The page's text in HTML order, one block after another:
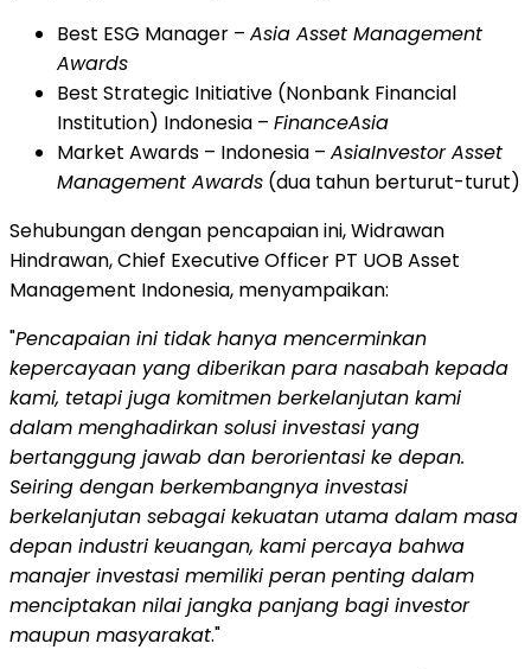
Best ESG Manager – Asia Asset Management
Awards
Best Strategic Initiative (Nonbank Financial
Institution) Indonesia – FinanceAsia
Market Awards – Indonesia – AsiaInvestor Asset
Management Awards (dua tahun berturut-turut)
Sehubungan dengan pencapaian ini, Widrawan
Hindrawan, Chief Executive Officer PT UOB Asset
Management Indonesia, menyampaikan:
"Pencapaian ini tidak hanya mencerminkan
kepercayaan yang diberikan para nasabah kepada
kami, tetapi juga komitmen berkelanjutan kami
dalam menghadirkan solusi investasi yang
bertanggung jawab dan berorientasi ke depan.
Seiring dengan berkembangnya investasi
berkelanjutan sebagai kekuatan utama dalam masa
depan industri keuangan, kami percaya bahwa
manajer investasi memiliki peran penting dalam
menciptakan nilai jangka panjang bagi investor
maupun masyarakat."